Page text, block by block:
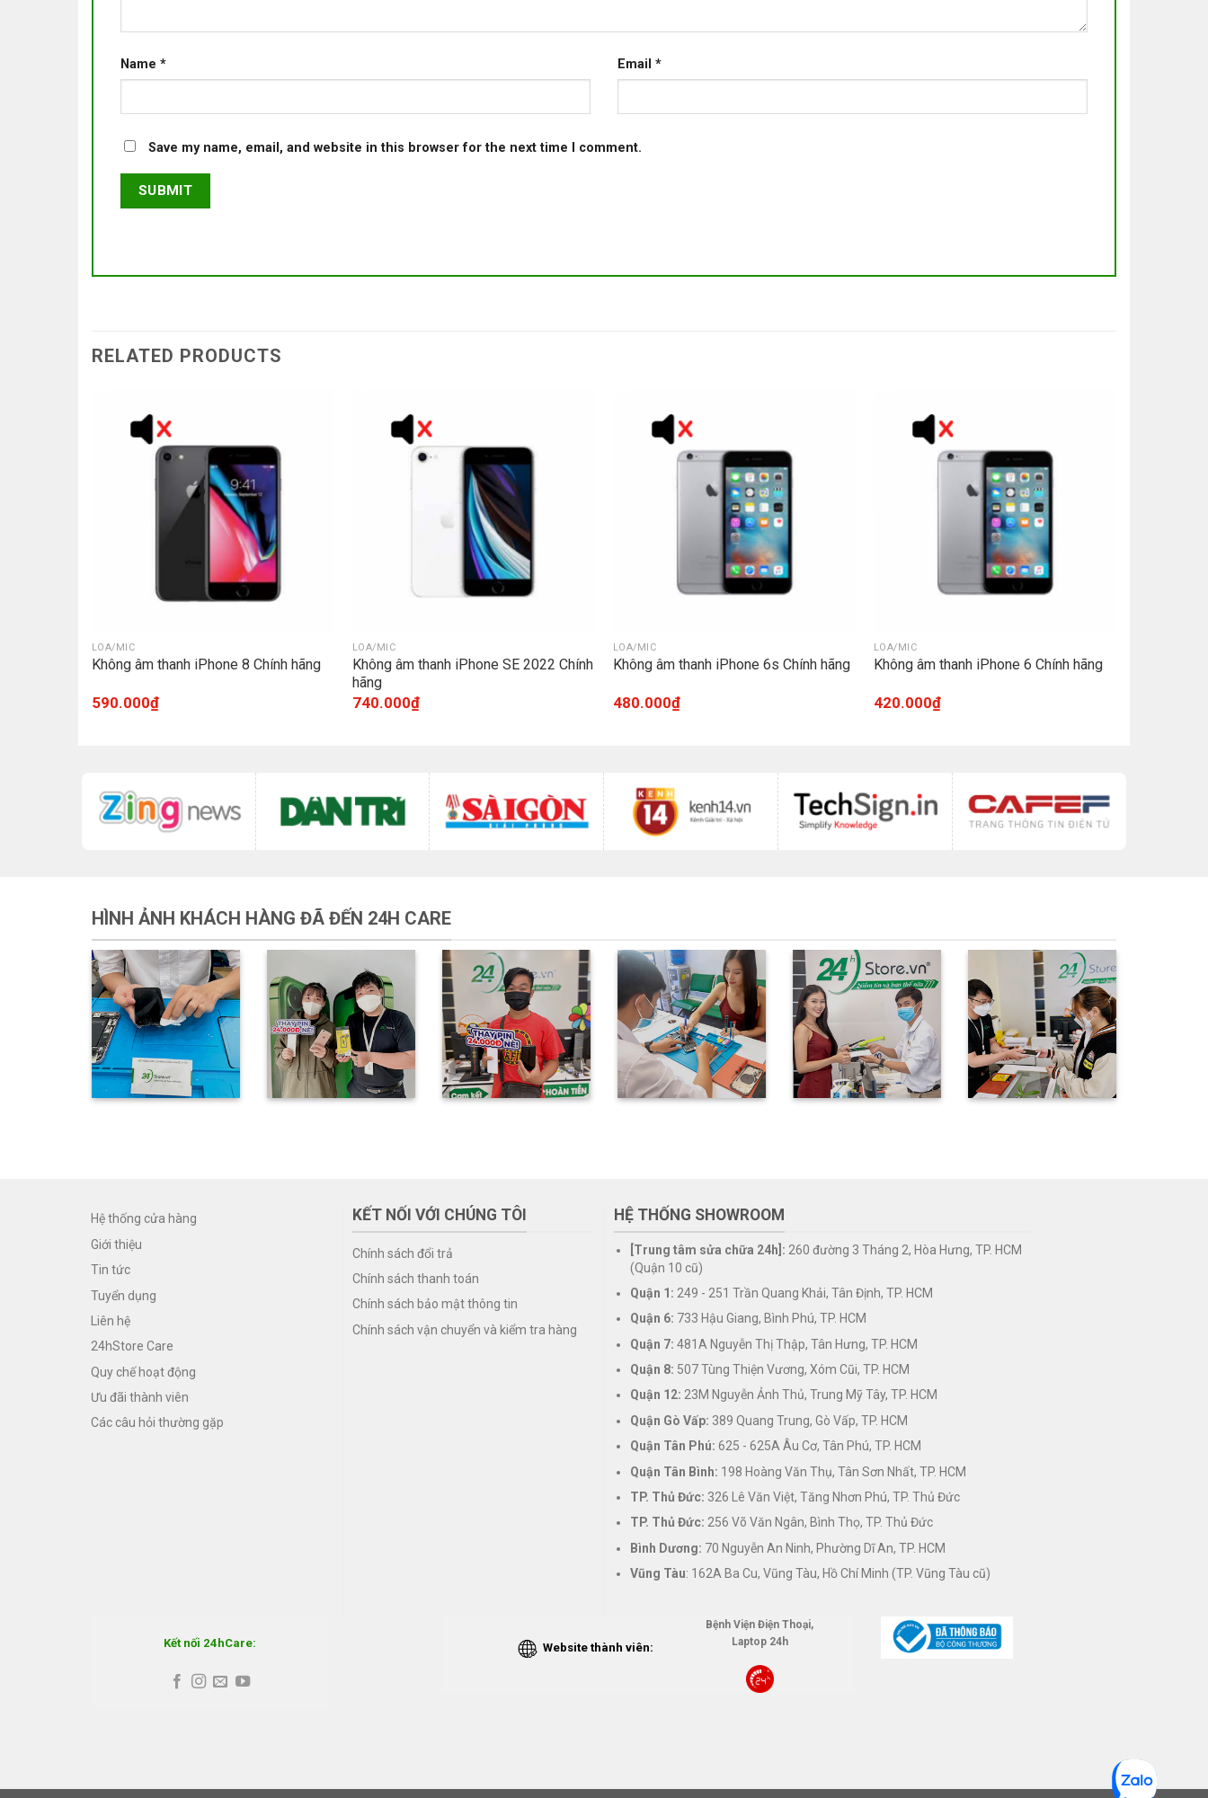
Name * Email *
Save my name, email, and website in this browser for the next time I comment.
RELATED PRODUCTS
LOA/MIC
Không âm thanh iPhone 8 Chính hãng
590.000₫
LOA/MIC
Không âm thanh iPhone SE 2022 Chính
hãng
740.000₫
LOA/MIC
Không âm thanh iPhone 6s Chính hãng
480.000₫
LOA/MIC
Không âm thanh iPhone 6 Chính hãng
420.000₫
HÌNH ẢNH KHÁCH HÀNG ĐÃ ĐẾN 24H CARE
Hệ thống cửa hàng
Giới thiệu
Tin tức
Tuyển dụng
Liên hệ
24hStore Care
Quy chế hoạt động
Ưu đãi thành viên
Các câu hỏi thường gặp
KẾT NỐI VỚI CHÚNG TÔI
Chính sách đổi trả
Chính sách thanh toán
Chính sách bảo mật thông tin
Chính sách vận chuyển và kiểm tra hàng
HỆ THỐNG SHOWROOM
[Trung tâm sửa chữa 24h]: 260 đường 3 Tháng 2, Hòa Hưng, TP. HCM
(Quận 10 cũ)
Quận 1: 249 - 251 Trần Quang Khải, Tân Định, TP. HCM
Quận 6: 733 Hậu Giang, Bình Phú, TP. HCM
Quận 7: 481A Nguyễn Thị Thập, Tân Hưng, TP. HCM
Quận 8: 507 Tùng Thiện Vương, Xóm Cũi, TP. HCM
Quận 12: 23M Nguyễn Ảnh Thủ, Trung Mỹ Tây, TP. HCM
Quận Gò Vấp: 389 Quang Trung, Gò Vấp, TP. HCM
Quận Tân Phú: 625 - 625A Âu Cơ, Tân Phú, TP. HCM
Quận Tân Bình: 198 Hoàng Văn Thụ, Tân Sơn Nhất, TP. HCM
TP. Thủ Đức: 326 Lê Văn Việt, Tăng Nhơn Phú, TP. Thủ Đức
TP. Thủ Đức: 256 Võ Văn Ngân, Bình Thọ, TP. Thủ Đức
Bình Dương: 70 Nguyễn An Ninh, Phường Dĩ An, TP. HCM
Vũng Tàu: 162A Ba Cu, Vũng Tàu, Hồ Chí Minh (TP. Vũng Tàu cũ)
Kết nối 24hCare: Website thành viên:
Bệnh Viện Điện Thoại,
Laptop 24h